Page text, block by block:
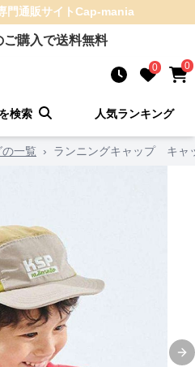
門通販サイトCap-mania
ご購入で送料無料
0 0
検索 人気ランキング
一覧 › ランニングキャップ キャ